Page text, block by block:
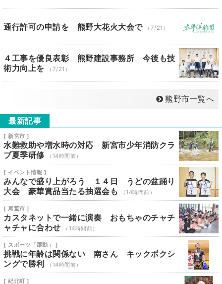
通行許可の申請を 熊野大花火大会で （7/21）
４工事を優良表彰 熊野建設事務所 今後も技
術力向上を
（7/21）
熊野市一覧へ
最新記事
[ 新宮市 ]
水難救助や増水時の対応 新宮市少年消防クラ
ブ夏季研修
（14時間前）
[ イベント情報 ]
みんなで盛り上がろう １４日 うどの盆踊り
大会 豪華賞品当たる抽選会も
（14時間前）
[ 尾鷲市 ]
カスタネットで一緒に演奏 おもちゃのチャチ
ャチャに合わせ
（14時間前）
[ スポーツ「躍動」 ]
挑戦に年齢は関係ない 南さん キックボクシ
ングで勝利
（14時間前）
[ 紀北町 ]